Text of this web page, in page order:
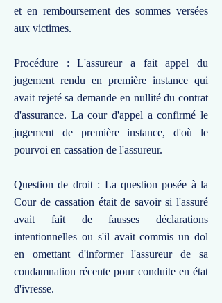
et en remboursement des sommes versées
aux victimes.
Procédure : L'assureur a fait appel du
jugement rendu en première instance qui
avait rejeté sa demande en nullité du contrat
d'assurance. La cour d'appel a confirmé le
jugement de première instance, d'où le
pourvoi en cassation de l'assureur.
Question de droit : La question posée à la
Cour de cassation était de savoir si l'assuré
avait fait de fausses déclarations
intentionnelles ou s'il avait commis un dol
en omettant d'informer l'assureur de sa
condamnation récente pour conduite en état
d'ivresse.